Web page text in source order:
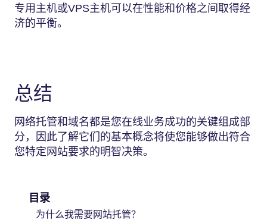
专用主机或VPS主机可以在性能和价格之间取得经
济的平衡。
总结
网络托管和域名都是您在线业务成功的关键组成部
分，因此了解它们的基本概念将使您能够做出符合
您特定网站要求的明智决策。
目录
为什么我需要网站托管？